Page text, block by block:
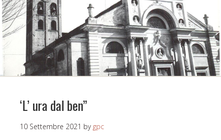
‘L’ ura dal ben”
10 Settembre 2021 by gpc